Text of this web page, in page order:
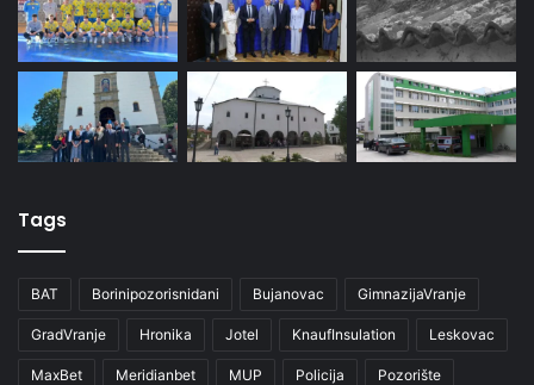
Tags
BAT Borinipozorisnidani Bujanovac GimnazijaVranje
GradVranje Hronika Jotel KnaufInsulation Leskovac
MaxBet Meridianbet MUP Policija Pozorište